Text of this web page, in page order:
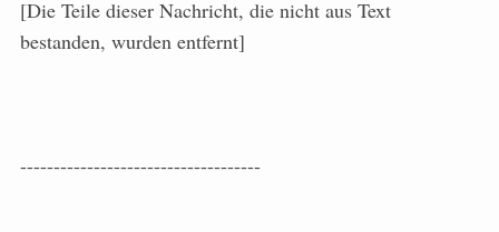
[Die Teile dieser Nachricht, die nicht aus Text
bestanden, wurden entfernt]
------------------------------------